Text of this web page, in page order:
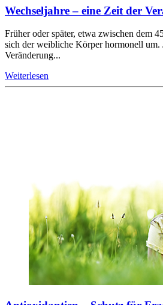
Wechseljahre – eine Zeit der
Früher oder später, etwa zwischen dem
sich der weibliche Körper hormonell um.
Veränderung...
Weiterlesen